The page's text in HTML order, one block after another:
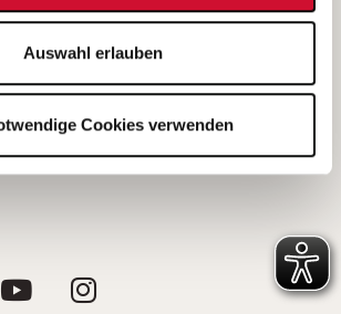
Auswahl erlauben
Cookies verwenden
Bundesland